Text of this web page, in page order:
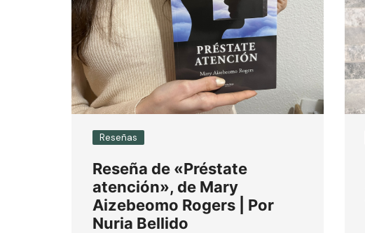
Reseñas
Reseña de «Préstate
atención», de Mary
Aizebeomo Rogers | Por
Nuria Bellido